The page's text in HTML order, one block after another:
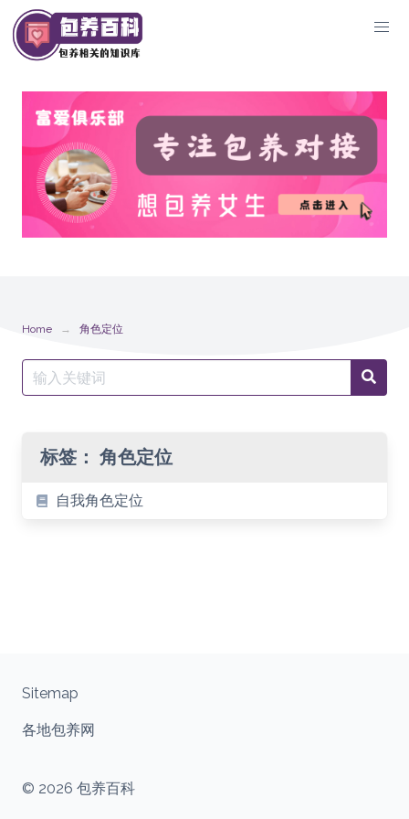
Skip
to
content
Home 角色定位
Search
for:
标签： 角色定位
自我角色定位
© 2026 包养百科
Sitemap
各地包养网